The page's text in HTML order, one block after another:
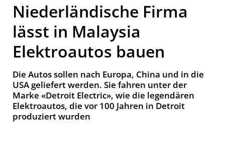
Niederländische Firma
lässt in Malaysia
Elektroautos bauen
Die Autos sollen nach Europa, China und in die
USA geliefert werden. Sie fahren unter der
Marke «Detroit Electric», wie die legendären
Elektroautos, die vor 100 Jahren in Detroit
produziert wurden